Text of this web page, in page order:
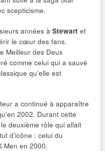
scepticisme.
années à Stewart et
le cœur des fans.
Meilleur des Deux
comme celui qui a sauvé
qu’elle est
a continué à apparaître
2002. Durant cette
deuxième rôle qui allait
d’icône : celui du
Men en 2000.